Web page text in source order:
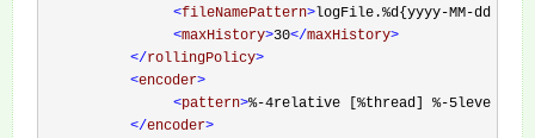
<fileNamePattern>logFile.%d{yyyy-MM-dd}.log
<maxHistory>30</maxHistory>
</rollingPolicy>
<encoder>
<pattern>%-4relative [%thread] %-5level
</encoder>